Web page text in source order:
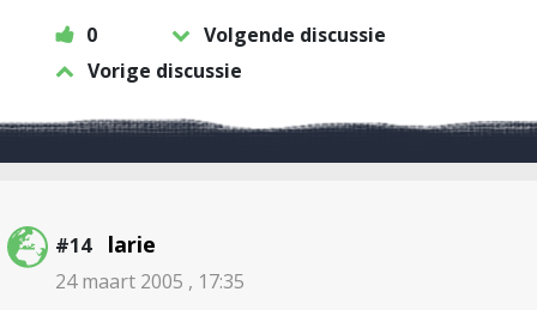
0
Volgende discussie
Vorige discussie
#14 larie
24 maart 2005 , 17:35